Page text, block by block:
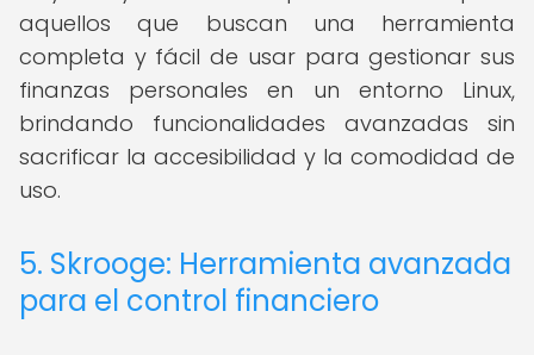
aquellos que buscan una herramienta
completa y fácil de usar para gestionar sus
finanzas personales en un entorno Linux,
brindando funcionalidades avanzadas sin
sacrificar la accesibilidad y la comodidad de
uso.
5. Skrooge: Herramienta avanzada
para el control financiero